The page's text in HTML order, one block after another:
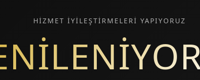
HİZMET İYİLEŞTİRMELERİ YAPIYORUZ